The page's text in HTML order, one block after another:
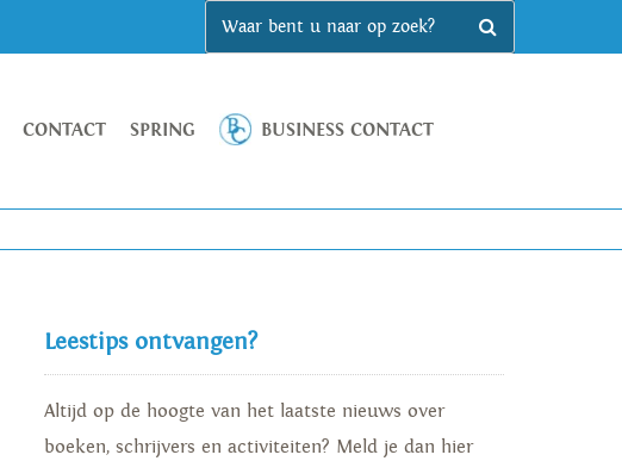
CONTACT SPRING BUSINESS CONTACT
Leestips ontvangen?
Altijd op de hoogte van het laatste nieuws over
boeken, schrijvers en activiteiten? Meld je dan hier